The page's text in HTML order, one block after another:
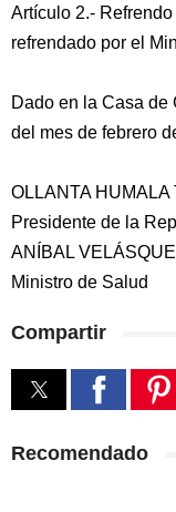
Artículo 2.-
refrendado por el
Dado en la Casa de
del mes de febrero
OLLANTA HUMALA
Presidente de la
ANÍBAL
Ministro de Salud
Compartir
Recomendado